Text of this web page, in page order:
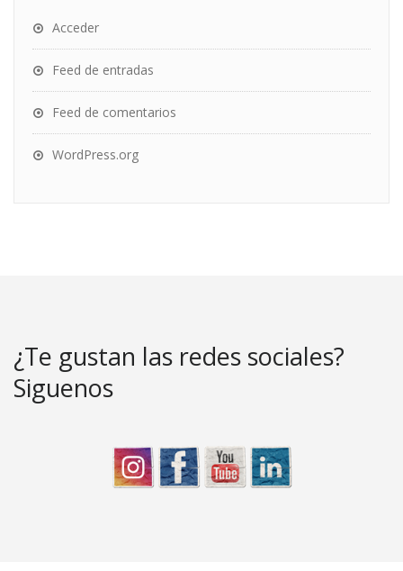
Acceder
Feed de entradas
Feed de comentarios
WordPress.org
¿Te gustan las redes sociales?
Siguenos